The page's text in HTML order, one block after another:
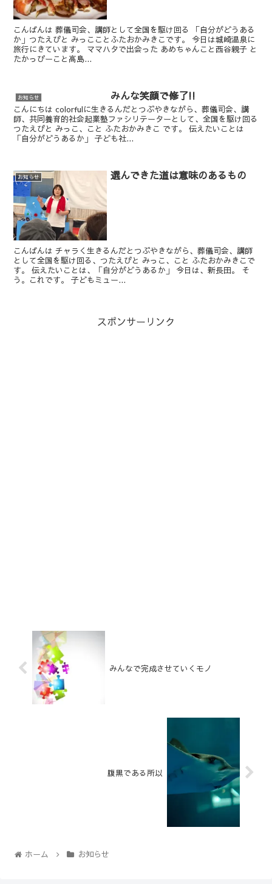
こんばんは 葬儀司会、講師として全国を駆け回る 「自分がどうある
か」つたえびと みっこことふたおかみきこです。 今日は城崎温泉に
旅行にきています。 ママハタで出会った あめちゃんこと西谷親子 と
たかっぴーこと高島...
お知らせ みんな笑顔で修了!!
こんにちは colorfulに生きるんだとつぶやきながら、葬儀司会、講
師、共同養育的社会起業塾ファシリテーターとして、全国を駆け回る
つたえびと みっこ、こと ふたおかみきこ です。 伝えたいことは
「自分がどうあるか」 子ども社...
お知らせ 選んできた道は意味のあるもの
こんばんは チャラく生きるんだとつぶやきながら、葬儀司会、講師
として全国を駆け回る、つたえびと みっこ、こと ふたおかみきこで
す。 伝えたいことは、「自分がどうあるか」 今日は、新長田。 そ
う。これです。 子どもミュー...
スポンサーリンク
みんなで完成させていくモノ
腹黒である所以
ホーム お知らせ